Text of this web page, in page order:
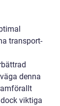
transport-
denna
viktiga